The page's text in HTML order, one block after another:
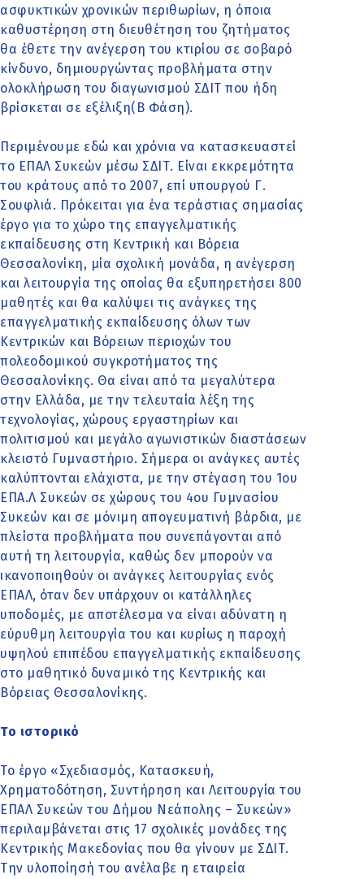
ασφυκτικών χρονικών περιθωρίων, η όποια
καθυστέρηση στη διευθέτηση του ζητήματος
θα έθετε την ανέγερση του κτιρίου σε σοβαρό
κίνδυνο, δημιουργώντας προβλήματα στην
ολοκλήρωση του διαγωνισμού ΣΔΙΤ που ήδη
βρίσκεται σε εξέλιξη(Β Φάση).
Περιμένουμε εδώ και χρόνια να κατασκευαστεί
το ΕΠΑΛ Συκεών μέσω ΣΔΙΤ. Είναι εκκρεμότητα
του κράτους από το 2007, επί υπουργού Γ.
Σουφλιά. Πρόκειται για ένα τεράστιας σημασίας
έργο για το χώρο της επαγγελματικής
εκπαίδευσης στη Κεντρική και Βόρεια
Θεσσαλονίκη, μία σχολική μονάδα, η ανέγερση
και λειτουργία της οποίας θα εξυπηρετήσει 800
μαθητές και θα καλύψει τις ανάγκες της
επαγγελματικής εκπαίδευσης όλων των
Κεντρικών και Βόρειων περιοχών του
πολεοδομικού συγκροτήματος της
Θεσσαλονίκης. Θα είναι από τα μεγαλύτερα
στην Ελλάδα, με την τελευταία λέξη της
τεχνολογίας, χώρους εργαστηρίων και
πολιτισμού και μεγάλο αγωνιστικών διαστάσεων
κλειστό Γυμναστήριο. Σήμερα οι ανάγκες αυτές
καλύπτονται ελάχιστα, με την στέγαση του 1ου
ΕΠΑ.Λ Συκεών σε χώρους του 4ου Γυμνασίου
Συκεών και σε μόνιμη απογευματινή βάρδια, με
πλείστα προβλήματα που συνεπάγονται από
αυτή τη λειτουργία, καθώς δεν μπορούν να
ικανοποιηθούν οι ανάγκες λειτουργίας ενός
ΕΠΑΛ, όταν δεν υπάρχουν οι κατάλληλες
υποδομές, με αποτέλεσμα να είναι αδύνατη η
εύρυθμη λειτουργία του και κυρίως η παροχή
υψηλού επιπέδου επαγγελματικής εκπαίδευσης
στο μαθητικό δυναμικό της Κεντρικής και
Βόρειας Θεσσαλονίκης.
Το ιστορικό
Το έργο «Σχεδιασμός, Κατασκευή,
Χρηματοδότηση, Συντήρηση και Λειτουργία του
ΕΠΑΛ Συκεών του Δήμου Νεάπολης – Συκεών»
περιλαμβάνεται στις 17 σχολικές μονάδες της
Κεντρικής Μακεδονίας που θα γίνουν με ΣΔΙΤ.
Την υλοποίησή του ανέλαβε η εταιρεία